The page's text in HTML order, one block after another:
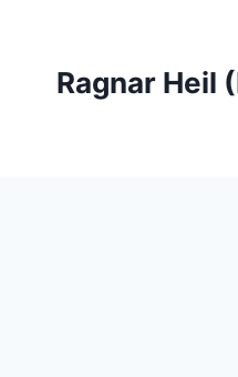
contentRagnar Heil